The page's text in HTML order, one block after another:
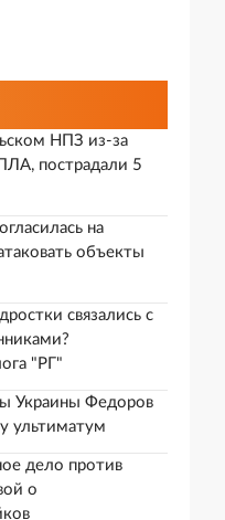
НПЗ из-за
пострадали 5
на
объекты
связались с
"РГ"
Украины Федоров
ультиматум
дело против
о